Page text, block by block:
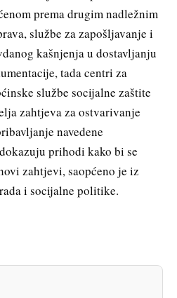
prema drugim nadležnim
službe za zapošljavanje i
kašnjenja u dostavljanju
tada centri za
službe socijalne zaštite
zahtjeva za ostvarivanje
navedene
prihodi kako bi se
zahtjevi, saopćeno je iz
i socijalne politike.